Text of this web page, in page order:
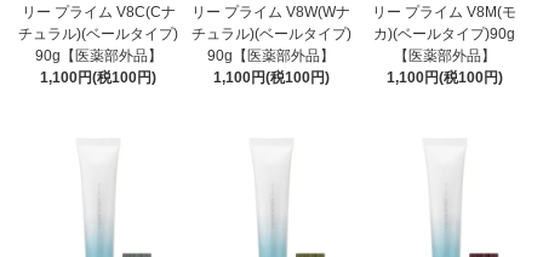
リー プライム V8C(Cナ
チュラル)(ベールタイプ)
90g【医薬部外品】
1,100円(税100円)
リー プライム V8W(Wナ
チュラル)(ベールタイプ)
90g【医薬部外品】
1,100円(税100円)
リー プライム V8M(モ
カ)(ベールタイプ)90g
【医薬部外品】
1,100円(税100円)